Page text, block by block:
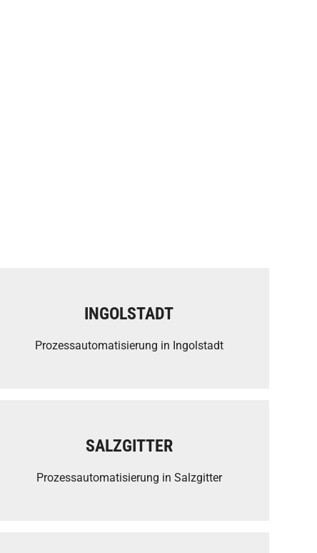
INGOLSTADT
Prozessautomatisierung in Ingolstadt
SALZGITTER
Prozessautomatisierung in Salzgitter